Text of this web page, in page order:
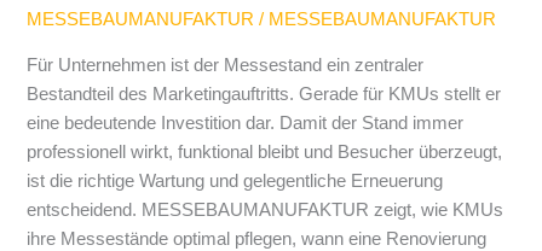
MESSEBAUMANUFAKTUR / MESSEBAUMANUFAKTUR
Für Unternehmen ist der Messestand ein zentraler
Bestandteil des Marketingauftritts. Gerade für KMUs stellt er
eine bedeutende Investition dar. Damit der Stand immer
professionell wirkt, funktional bleibt und Besucher überzeugt,
ist die richtige Wartung und gelegentliche Erneuerung
entscheidend. MESSEBAUMANUFAKTUR zeigt, wie KMUs
ihre Messestände optimal pflegen, wann eine Renovierung
Messestände
oder
erneuert
werden?